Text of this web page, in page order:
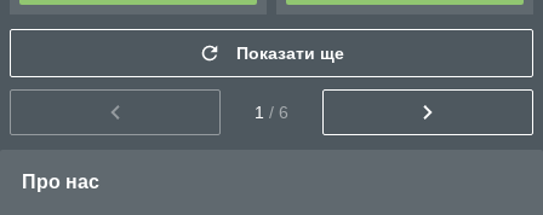
Показати ще
1 / 6
Про нас